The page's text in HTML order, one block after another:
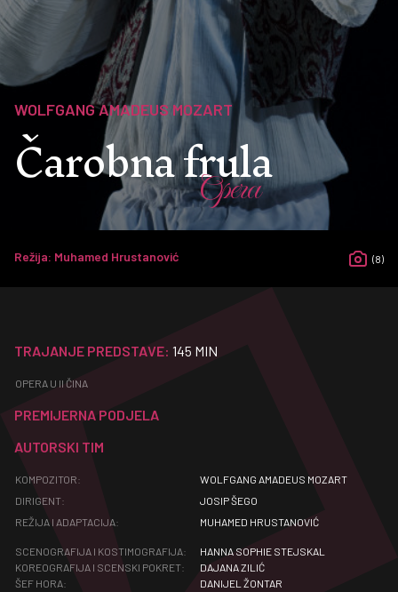
WOLFGANG AMADEUS MOZART
Čarobna frula
Opera
Režija: Muhamed Hrustanović (8)
TRAJANJE PREDSTAVE: 145 MIN
OPERA U II ČINA
PREMIJERNA PODJELA
AUTORSKI TIM
KOMPOZITOR:
WOLFGANG AMADEUS MOZART
DIRIGENT:
JOSIP ŠEGO
REŽIJA I ADAPTACIJA:
MUHAMED HRUSTANOVIĆ
SCENOGRAFIJA I KOSTIMOGRAFIJA:
HANNA SOPHIE STEJSKAL
KOREOGRAFIJA I SCENSKI POKRET:
DAJANA ZILIĆ
ŠEF HORA:
DANIJEL ŽONTAR